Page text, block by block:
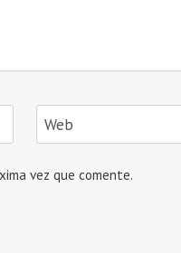
Web
vez que comente.